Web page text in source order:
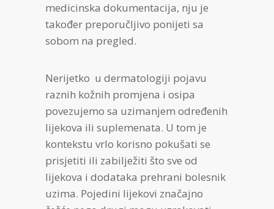
medicinska dokumentacija, nju je
također preporučljivo ponijeti sa
sobom na pregled.
Nerijetko u dermatologiji pojavu
raznih kožnih promjena i osipa
povezujemo sa uzimanjem određenih
lijekova ili suplemenata. U tom je
kontekstu vrlo korisno pokušati se
prisjetiti ili zabilježiti što sve od
lijekova i dodataka prehrani bolesnik
uzima. Pojedini lijekovi značajno